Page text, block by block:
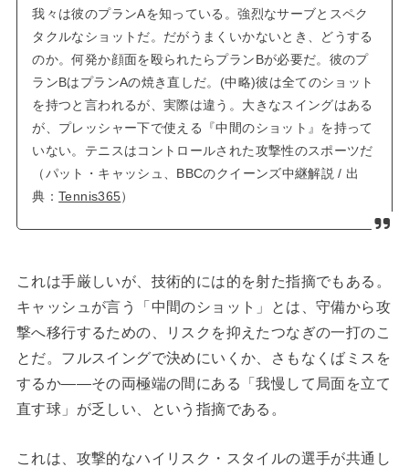
我々は彼のプランAを知っている。強烈なサーブとスペク
タクルなショットだ。だがうまくいかないとき、どうする
のか。何発か顔面を殴られたらプランBが必要だ。彼のプ
ランBはプランAの焼き直しだ。(中略)彼は全てのショット
を持つと言われるが、実際は違う。大きなスイングはある
が、プレッシャー下で使える『中間のショット』を持って
いない。テニスはコントロールされた攻撃性のスポーツだ
（パット・キャッシュ、BBCのクイーンズ中継解説 / 出
典：Tennis365）
これは手厳しいが、技術的には的を射た指摘でもある。
キャッシュが言う「中間のショット」とは、守備から攻
撃へ移行するための、リスクを抑えたつなぎの一打のこ
とだ。フルスイングで決めにいくか、さもなくばミスを
するか——その両極端の間にある「我慢して局面を立て
直す球」が乏しい、という指摘である。
これは、攻撃的なハイリスク・スタイルの選手が共通し